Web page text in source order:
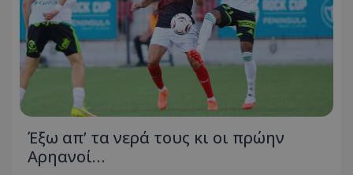
Έξω απ’ τα νερά τους κι οι πρώην
Αρηανοί…